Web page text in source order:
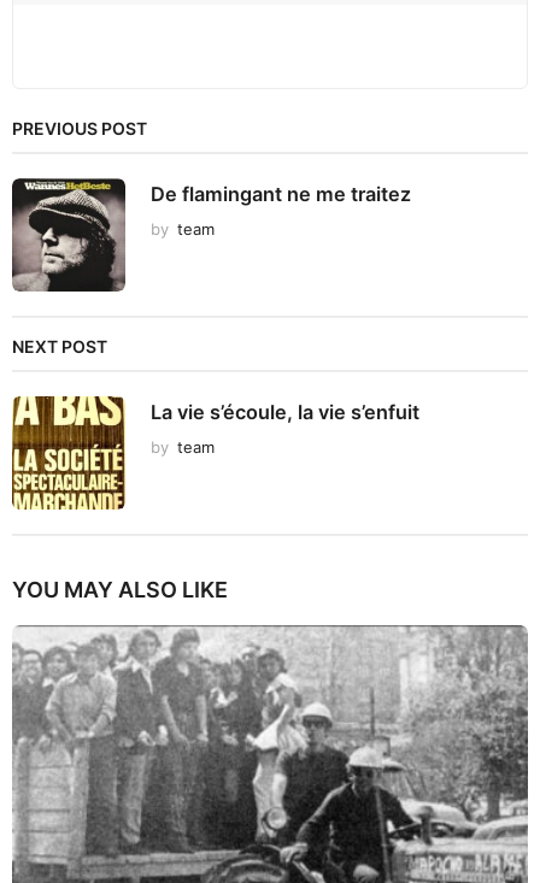
PREVIOUS POST
De flamingant ne me traitez
by team
NEXT POST
La vie s’écoule, la vie s’enfuit
by team
YOU MAY ALSO LIKE